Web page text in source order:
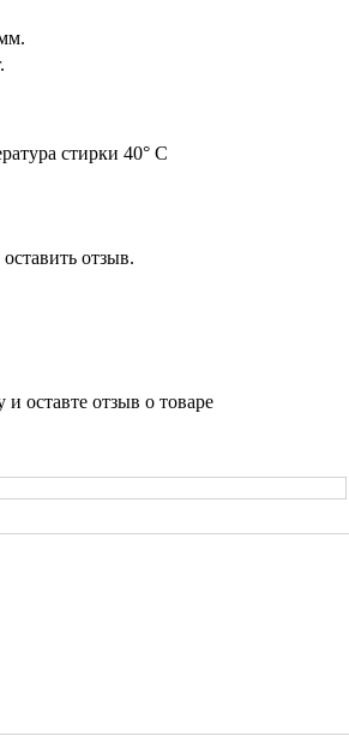
стирки 40° С
отзыв.
оставте отзыв о товаре